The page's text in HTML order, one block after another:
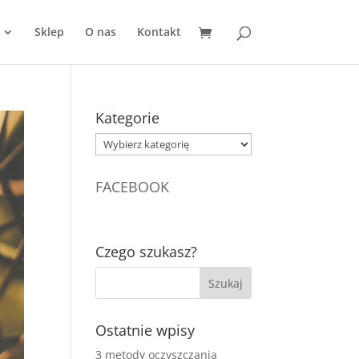
Sklep O nas Kontakt
Kategorie
Kategorie
FACEBOOK
Czego szukasz?
Ostatnie wpisy
3 metody oczyszczania